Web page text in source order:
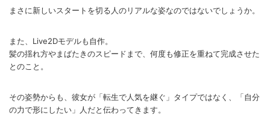
まさに新しいスタートを切る人のリアルな姿なのではないでしょうか。
また、Live2Dモデルも自作。
髪の揺れ方やまばたきのスピードまで、何度も修正を重ねて完成させた
とのこと。
その姿勢からも、彼女が「転生で人気を継ぐ」タイプではなく、「自分
の力で形にしたい」人だと伝わってきます。